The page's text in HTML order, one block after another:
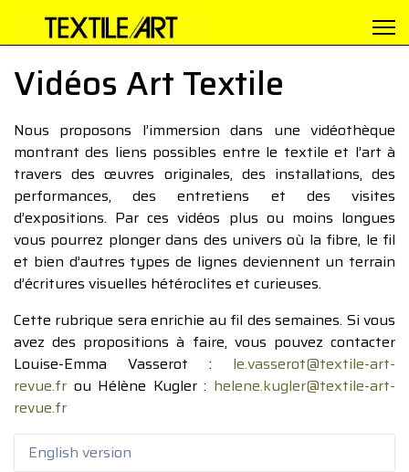
Vidéos Art Textile
Nous proposons l’immersion dans une vidéothèque
montrant des liens possibles entre le textile et l’art à
travers des œuvres originales, des installations, des
performances, des entretiens et des visites
d’expositions. Par ces vidéos plus ou moins longues
vous pourrez plonger dans des univers où la fibre, le fil
et bien d’autres types de lignes deviennent un terrain
d’écritures visuelles hétéroclites et curieuses.
Cette rubrique sera enrichie au fil des semaines. Si vous
avez des propositions à faire, vous pouvez contacter
Louise-Emma Vasserot : le.vasserot@textile-art-
revue.fr ou Hélène Kugler : helene.kugler@textile-art-
revue.fr
English version